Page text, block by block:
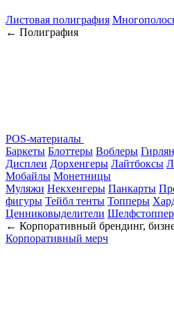
Листовая полиграфия
← Полиграфия
POS-материалы
Баркеты Блоттеры Воблеры
Дисплеи Дорхенгеры Лайтбоксы
Мобайлы Монетницы
Муляжи Некхенгеры Панкарты
фигуры Тейбл тенты Топперы
Ценниковыделители
← Корпоративный брендинг,
Корпоративный мерч